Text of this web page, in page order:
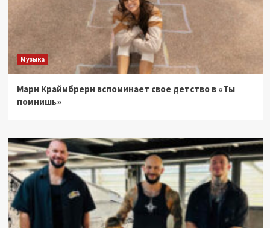
Музыка
Мари Краймбрери вспоминает свое детство в «Ты
помнишь»